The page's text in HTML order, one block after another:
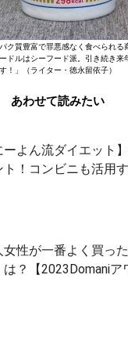
ク質豊富で罪悪感なく食べられる
ドルはシーフード派。引き続き来
す！」（ライター・徳永留依子）
あわせて読みたい
ーよん流ダイエット
ト！コンビニも活用
女性が一番よく買っ
は？【2023Domaniア